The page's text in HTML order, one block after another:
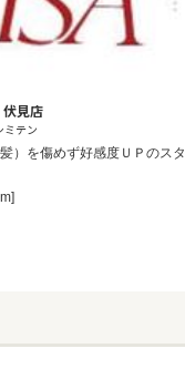
伏見店
ミテン
）を傷めず好感度ＵＰのスタ